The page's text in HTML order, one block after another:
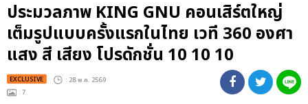
ประมวลภาพ KING GNU คอนเสิร์ตใหญ่
เต็มรูปแบบครั้งแรกในไทย เวที 360 องศา
แสง สี เสียง โปรดักชั่น 10 10 10
EXCLUSIVE : 28 พ.ค. 2569
: 7